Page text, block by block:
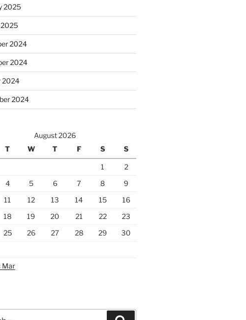
2025
2025
2024
2024
2024
2024
August 2026
T W T F S S
1
2
4 5 6 7 8
9
11 12 13 14 15
16
18 19 20 21 22
23
25 26 27 28 29
30
Mar